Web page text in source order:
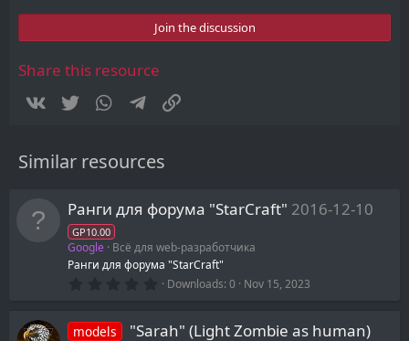
0
t
Join the discussion
Share this resource
Vkontakte
Twitter WhatsAppTelegram
Similar resources
Ранги для форума "StarCraft" 2016-12-10
GP10.00
Google
Всё для web-разработчика
Ранги для форума "StarCraft"
0
s
Downloads 0 Nov 15, 2023
models "Sarah" (Light Zombie as human)